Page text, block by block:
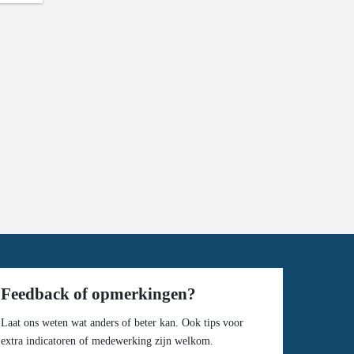
Feedback of opmerkingen?
Laat ons weten wat anders of beter kan. Ook tips voor
extra indicatoren of medewerking zijn welkom.